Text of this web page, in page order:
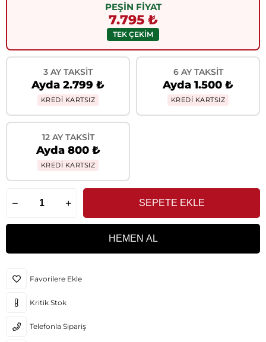
PEŞİN FİYAT
7.795 ₺
TEK ÇEKİM
3 AY TAKSIT
Ayda 2.799 ₺
KREDİ KARTSIZ
6 AY TAKSIT
Ayda 1.500 ₺
KREDİ KARTSIZ
12 AY TAKSIT
Ayda 800 ₺
KREDİ KARTSIZ
Favorilere Ekle
Kritik Stok
Telefonla Sipariş